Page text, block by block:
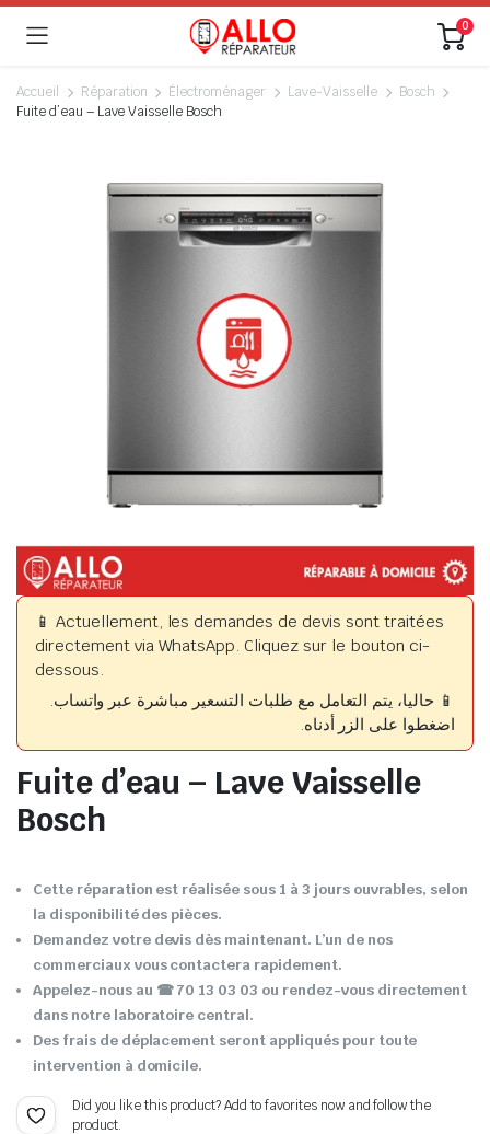
0
Accueil Réparation Électroménager Lave-Vaisselle
Bosch
Fuite d’eau – Lave Vaisselle Bosch
📱 Actuellement, les demandes de devis sont traitées
directement via WhatsApp. Cliquez sur le bouton ci-
dessous.
📱 حاليا، يتم التعامل مع طلبات التسعير مباشرة عبر واتساب.
اضغطوا على الزر أدناه.
Fuite d’eau – Lave Vaisselle
Bosch
Cette réparation est réalisée sous 1 à 3 jours ouvrables, selon
la disponibilité des pièces.
Demandez votre devis dès maintenant. L’un de nos
commerciaux vous contactera rapidement.
Appelez-nous au ☎ 70 13 03 03 ou rendez-vous directement
dans notre laboratoire central.
Des frais de déplacement seront appliqués pour toute
intervention à domicile.
Did you like this product? Add to favorites now and follow the
product.